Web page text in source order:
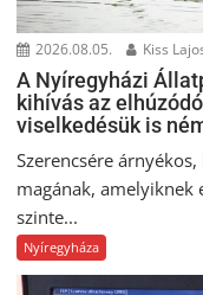
2026.08.05. Kiss
A Nyíregyházi
kihívás az
viselkedésük is
Szerencsére
magának, amelyiknek
szinte...
Nyíregyháza